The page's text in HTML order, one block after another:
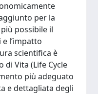
per la
possibile il
l’impatto
scientifica è
di Vita (Life Cycle
più adeguato
e dettagliata degli